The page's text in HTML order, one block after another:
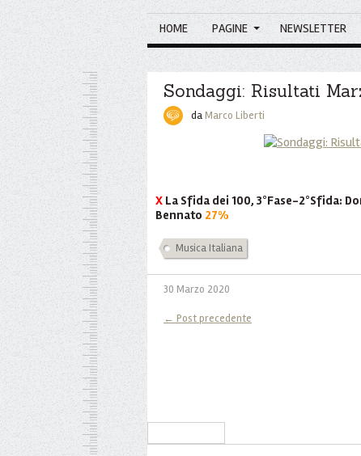
HOME PAGINE NEWSLETTER
Sondaggi: Risultati
daMarco Liberti
X La Sfida dei 100, 3°Fase-2°Sfida:
Bennato 27%
Musica Italiana
30 Marzo 2020
← Post precedente